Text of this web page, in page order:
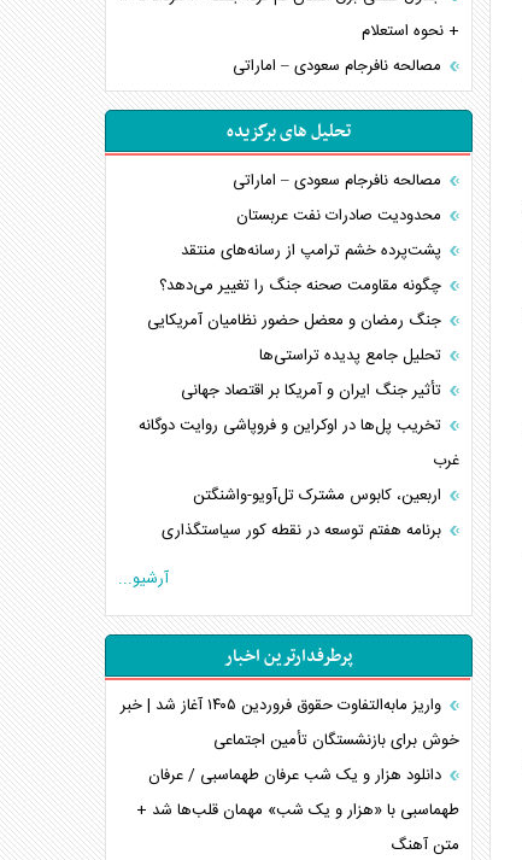
+ نحوه استعلام
مصالحه نافرجام سعودی – اماراتی
تحلیل های برگزیده
مصالحه نافرجام سعودی – اماراتی
محدودیت صادرات نفت عربستان
پشت‌پرده خشم ترامپ از رسانه‌های منتقد
چگونه مقاومت صحنه جنگ را تغییر می‌دهد؟
جنگ رمضان و معضل حضور نظامیان آمریکایی
تحلیل جامع پدیده تراستی‌ها
تأثیر جنگ ایران و آمریکا بر اقتصاد جهانی
تخریب پل‌ها در اوکراین و فروپاشی روایت دوگانه
غرب
اربعین، کابوس مشترک تل‌آویو-واشنگتن
برنامه هفتم توسعه در نقطه کور سیاستگذاری
کنوانسیون دریای خزر در راستای منافع ملی است؟
اهمیت راهبردی اردن برای آمریکا
پیام، ظرفیت بالفعل‌نشده تجارت ایران
همسویی عربستان با سنتکام علیه متحدان ایران
ترامپ و توهم خلع سلاح حماس
چرا کویت به دنبال شریک امنیتی جدید است؟
اعتراف غرب به قدرت ایران در تثبیت معادلات
خطای راهبردی ترامپ مقابل برزیل
آرشیو...
پرطرفدارترین اخبار
واریز مابه‌التفاوت حقوق فروردین ۱۴۰۵ آغاز شد | خبر
خوش برای بازنشستگان تأمین اجتماعی
دانلود هزار و یک شب عرفان طهماسبی / عرفان
طهماسبی با «هزار و یک شب» مهمان قلب‌ها شد +
متن آهنگ